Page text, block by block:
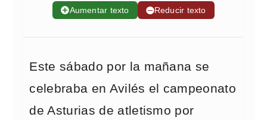
➕Aumentar texto ➖Reducir texto
Este sábado por la mañana se
celebraba en Avilés el campeonato
de Asturias de atletismo por